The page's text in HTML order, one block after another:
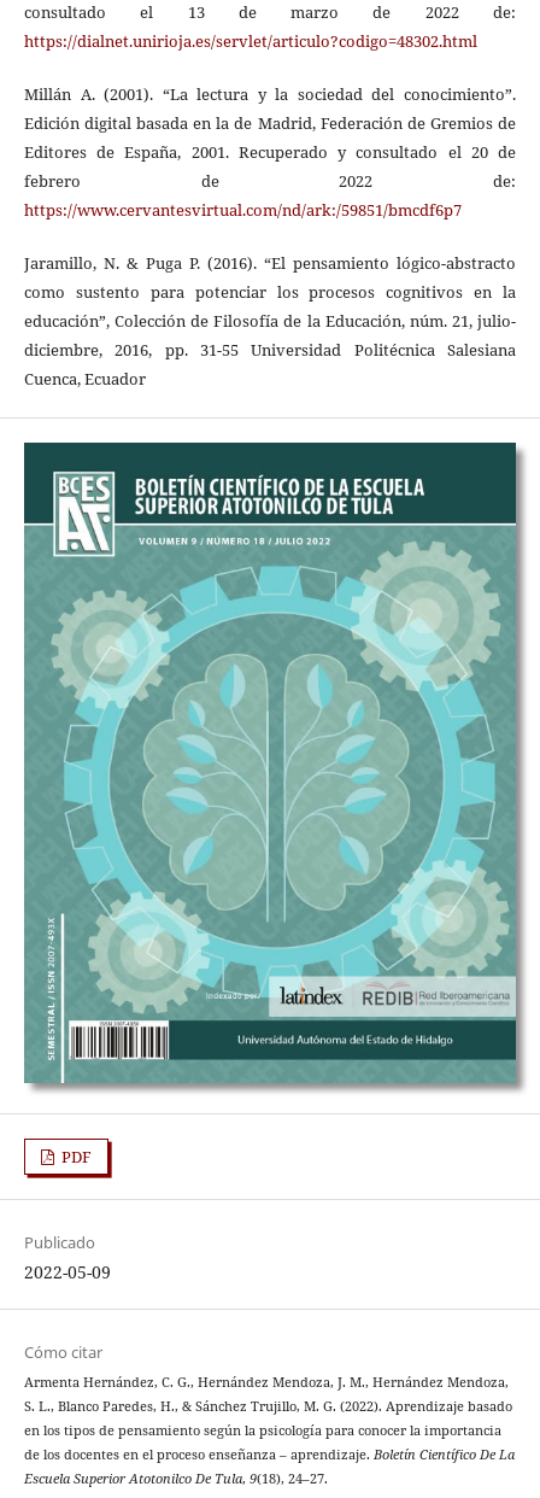
consultado el 13 de marzo de 2022 de:
https://dialnet.unirioja.es/servlet/articulo?codigo=48302.html
Millán A. (2001). “La lectura y la sociedad del conocimiento”.
Edición digital basada en la de Madrid, Federación de Gremios de
Editores de España, 2001. Recuperado y consultado el 20 de
febrero de 2022 de:
https://www.cervantesvirtual.com/nd/ark:/59851/bmcdf6p7
Jaramillo, N. & Puga P. (2016). “El pensamiento lógico-abstracto
como sustento para potenciar los procesos cognitivos en la
educación”, Colección de Filosofía de la Educación, núm. 21, julio-
diciembre, 2016, pp. 31-55 Universidad Politécnica Salesiana
Cuenca, Ecuador
PDF
Publicado
2022-05-09
Cómo citar
Armenta Hernández, C. G., Hernández Mendoza, J. M., Hernández Mendoza,
S. L., Blanco Paredes, H., & Sánchez Trujillo, M. G. (2022). Aprendizaje basado
en los tipos de pensamiento según la psicología para conocer la importancia
de los docentes en el proceso enseñanza – aprendizaje. Boletín Científico De La
Escuela Superior Atotonilco De Tula, 9(18), 24–27.